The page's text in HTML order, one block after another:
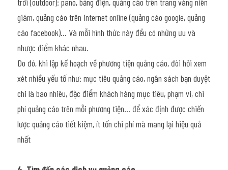
giám, quảng cáo trên internet online (quảng cáo google, quảng
cáo facebook)… Và mỗi hình thức này đều có những ưu và
nhược điểm khác nhau.
Do đó, khi lập kế hoạch về phương tiện quảng cáo, đòi hỏi xem
xét nhiều yếu tố như: mục tiêu quảng cáo, ngân sách bạn duyệt
chi là bao nhiêu, đặc điểm khách hàng mục tiêu, phạm vi, chi
phí quảng cáo trên mỗi phương tiện… để xác định được chiến
lược quảng cáo tiết kiệm, ít tốn chi phí mà mang lại hiệu quả
nhất